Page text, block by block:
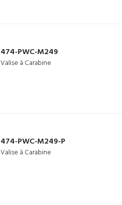
474-PWC-M249
Valise à Carabine
474-PWC-M249-P
Valise à Carabine